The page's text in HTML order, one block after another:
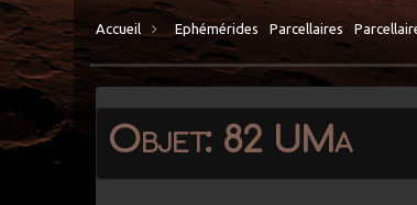
Accueil Ephémérides Parcellaires
Objet: 82 UMa